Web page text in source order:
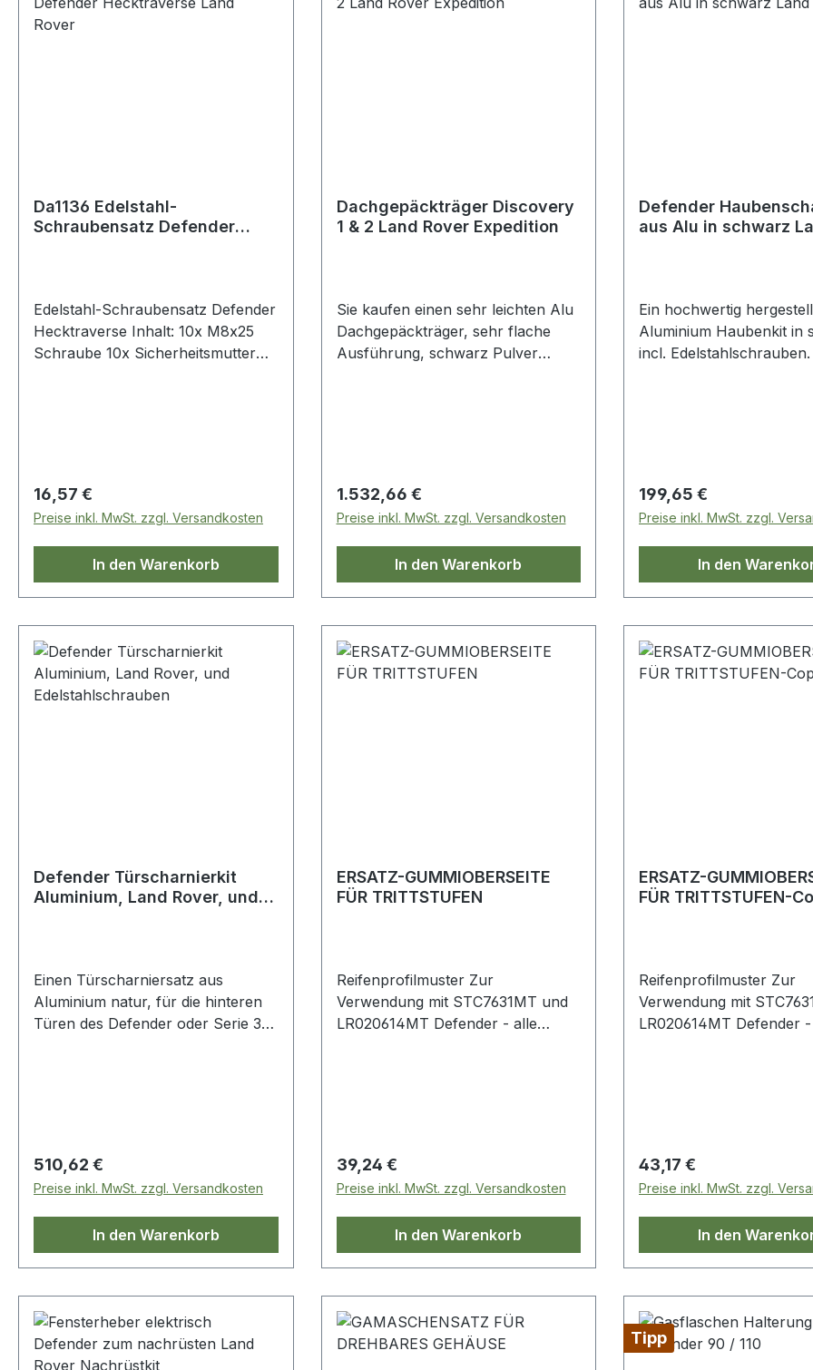
Da1136 Edelstahl-
Schraubensatz Defender
Edelstahl-Schraubensatz Defender
Hecktraverse Inhalt: 10x M8x25
Schraube 10x Sicherheitsmutter
Regulärer Preis:
16,57 €
Preise inkl. MwSt. zzgl. Versandkosten
In den Warenkorb
Dachgepäckträger Discovery
1 & 2 Land Rover Expedition
Sie kaufen einen sehr leichten Alu
Dachgepäckträger, sehr flache
Ausführung, schwarz Pulver
natürlich auch direkt in unserem
Geschäft ohne
Versandkosten,abgeholt werden,
Regulärer Preis:
1.532,66 €
Preise inkl. MwSt. zzgl. Versandkosten
In den Warenkorb
Defender
aus Alu in schwarz
Ein hochwertig
Aluminium Haubenkit in
incl. Edelstahlschrauben.
Regulärer Preis:
199,65 €
Preise inkl. MwSt. zzgl.
In den
Defender Türscharnierkit
Aluminium, Land Rover, und
Einen Türscharniersatz aus
Aluminium natur, für die hinteren
Türen des Defender oder Serie 3,
Regulärer Preis:
510,62 €
Preise inkl. MwSt. zzgl. Versandkosten
In den Warenkorb
ERSATZ-GUMMIOBERSEITE
FÜR TRITTSTUFEN
Reifenprofilmuster Zur
Verwendung mit STC7631MT und
LR020614MT Defender - alle
Regulärer Preis:
39,24 €
Preise inkl. MwSt. zzgl. Versandkosten
In den Warenkorb
ERSATZ-
FÜR TRITTSTUFEN-
Reifenprofilmuster Zur
Verwendung mit
LR020614MT Defender - alle
Regulärer Preis:
43,17 €
Preise inkl. MwSt. zzgl.
In den
Tipp